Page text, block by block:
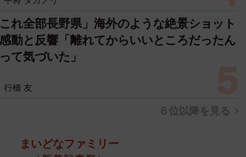
が再び歩けなくなったちぃちゃん。詳しい検査
かった（けだ・まもさん提供）
けなくなった保護猫 検査で
、風邪を引いてしまったちぃちゃんは、
これ全部長野県」海外のような絶景ショット
動と反響「離れてからいいところだったん
て気づいた」
行橋 友
６位以降を見る
まいどなファミリー